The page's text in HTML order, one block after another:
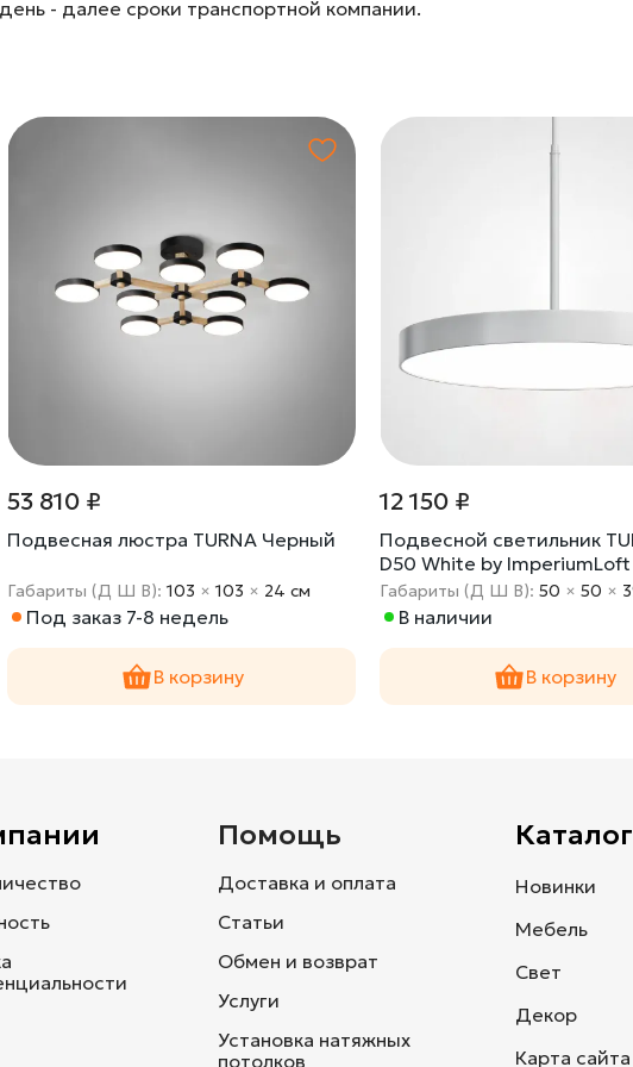
день - далее сроки транспортной компании.
53 810 ₽
Подвесная люстра TURNA Черный
Габариты (Д Ш В):103 ×103 × 24 cм
Под заказ 7-8 недель
В корзину
12 150 ₽
Подвесной светильник
D50 White by ImperiumLoft
Габариты (Д Ш В):50 ×50 ×
В наличии
В корзину
Помощь
Доставка и оплата
Статьи
Обмен и возврат
Услуги
Установка натяжных
потолков
Каталог
Новинки
Мебель
Свет
Декор
Карта сайта